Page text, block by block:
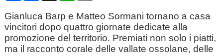
Gianluca Barp e Matteo Sormani tornano a casa
vincitori dopo quattro giornate dedicate alla
promozione del territorio. Premiati non solo i piatti,
ma il racconto corale delle vallate ossolane, delle